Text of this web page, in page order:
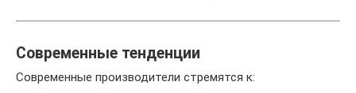
Современные тенденции
Современные производители стремятся к: